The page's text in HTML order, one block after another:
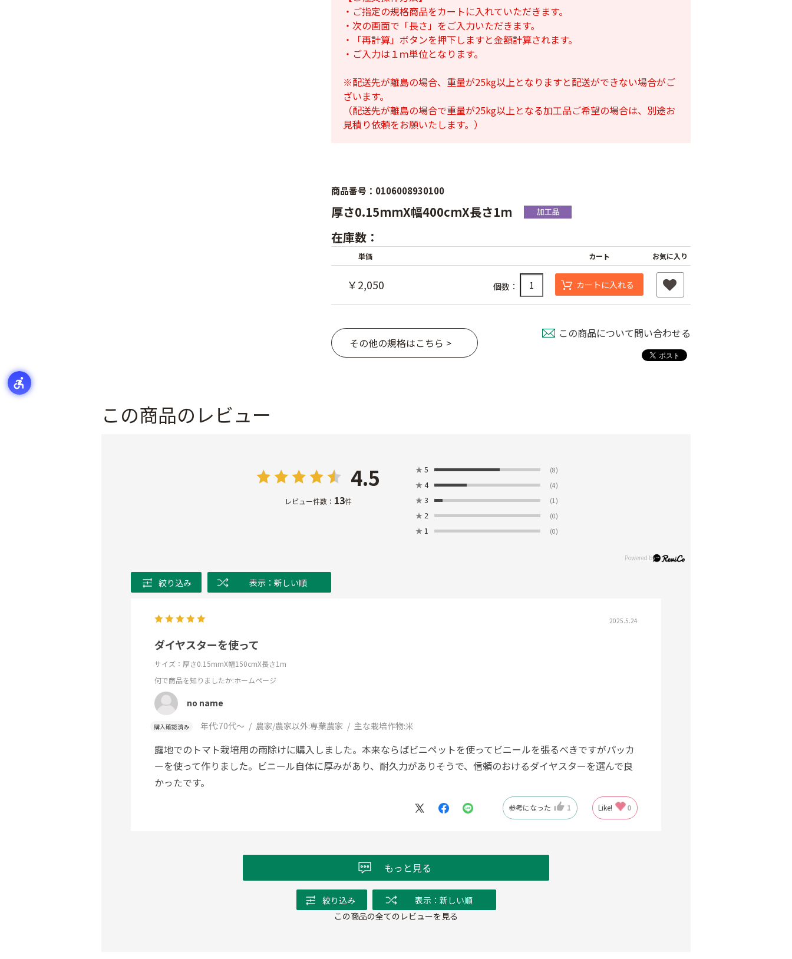
・ご指定の規格商品をカートに入れていただきます。
・次の画面で「長さ」をご入力いただきます。
・「再計算」ボタンを押下しますと金額計算されます。
・ご入力は１ｍ単位となります。
※配送先が離島の場合、重量が25kg以上となりますと配送ができない場合がご
ざいます。
（配送先が離島の場合で重量が25kg以上となる加工品ご希望の場合は、別途お
見積り依頼をお願いたします。）
商品番号：0106008930100
厚さ0.15mmX幅400cmX長さ1m
在庫数：
単価 カート お気に入り
￥2,050 個数： カートに入れる
その他の規格はこちら >
この商品について問い合わせる
この商品のレビュー
4.5
レビュー件数： 13件
★ 5 (8)
★ 4 (4)
★ 3 (1)
★ 2 (0)
★ 1 (0)
絞り込み 表示：新しい順
2025.5.24
ダイヤスターを使って
サイズ：厚さ0.15mmX幅150cmX長さ1m
何で商品を知りましたか:ホームページ
no name
購入確認済み 年代:70代～ 農家/農家以外:専業農家 主な栽培作物:米
露地でのトマト栽培用の雨除けに購入しました。本来ならばビニペットを使ってビニールを張るべきですがパッカ
ーを使って作りました。ビニール自体に厚みがあり、耐久力がありそうで、信頼のおけるダイヤスターを選んで良
かったです。
参考になった 1 Like! 0
もっと見る
絞り込み
表示：新しい順
この商品の全てのレビューを見る